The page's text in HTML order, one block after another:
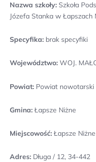
Nazwa szkoły: Szkoła
Józefa Stanka w Łapszach
Specyfika: brak specyfiki
Województwo: WOJ.
Powiat: Powiat nowotarski
Gmina: Łapsze Niżne
Miejscowość: Łapsze Niżne
Adres: Długa / 12, 34-442